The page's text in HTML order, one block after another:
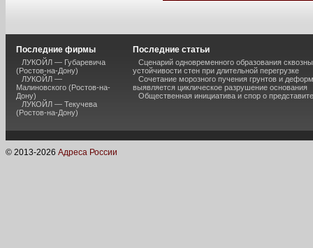
Последние фирмы
ЛУКОЙЛ — Губаревича
(Ростов-на-Дону)
ЛУКОЙЛ —
Малиновского (Ростов-на-
Дону)
ЛУКОЙЛ — Текучева
(Ростов-на-Дону)
Последние статьи
Сценарий одновременного образования
устойчивости стен при длительной перегрузке
Сочетание морозного пучения грунтов и
выявляется циклическое разрушение основания
Общественная инициатива и спор о
© 2013-2026 Адреса России